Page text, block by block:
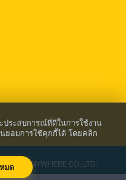
GO ANYWHERE CO.,LTD.
ประสบการณ์ที่ดีในการใช้งาน
ยอมการใช้คุกกี้ได้ โดยคลิก
มด